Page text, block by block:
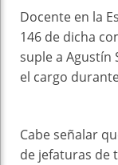
Docente en la
146 de dicha
suple a Agustín
el cargo
Cabe señalar
de jefaturas de